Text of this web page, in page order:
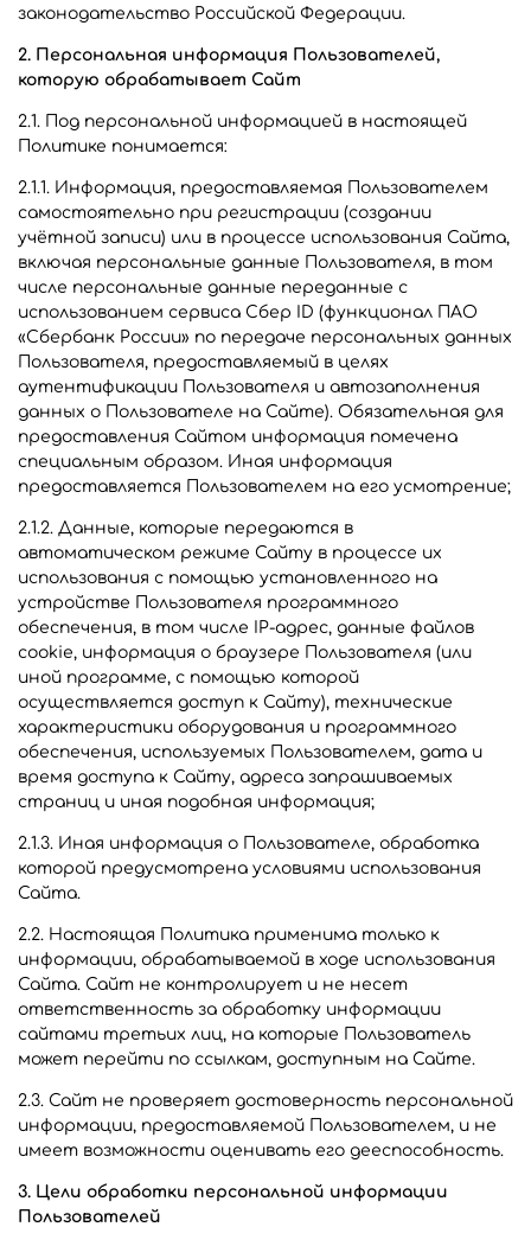
законодательство Российской Федерации.
2. Персональная информация Пользователей,
которую обрабатывает Сайт
2.1. Под персональной информацией в настоящей
Политике понимается:
2.1.1. Информация, предоставляемая Пользователем
самостоятельно при регистрации (создании
учётной записи) или в процессе использования Сайта,
включая персональные данные Пользователя, в том
числе персональные данные переданные с
использованием сервиса Сбер ID (функционал ПАО
«Сбербанк России» по передаче персональных данных
Пользователя, предоставляемый в целях
аутентификации Пользователя и автозаполнения
данных о Пользователе на Сайте). Обязательная для
предоставления Сайтом информация помечена
специальным образом. Иная информация
предоставляется Пользователем на его усмотрение;
2.1.2. Данные, которые передаются в
автоматическом режиме Сайту в процессе их
использования с помощью установленного на
устройстве Пользователя программного
обеспечения, в том числе IP-адрес, данные файлов
cookie, информация о браузере Пользователя (или
иной программе, с помощью которой
осуществляется доступ к Сайту), технические
характеристики оборудования и программного
обеспечения, используемых Пользователем, дата и
время доступа к Сайту, адреса запрашиваемых
страниц и иная подобная информация;
2.1.3. Иная информация о Пользователе, обработка
которой предусмотрена условиями использования
Сайта.
2.2. Настоящая Политика применима только к
информации, обрабатываемой в ходе использования
Сайта. Сайт не контролирует и не несет
ответственность за обработку информации
сайтами третьих лиц, на которые Пользователь
может перейти по ссылкам, доступным на Сайте.
2.3. Сайт не проверяет достоверность персональной
информации, предоставляемой Пользователем, и не
имеет возможности оценивать его дееспособность.
3. Цели обработки персональной информации
Пользователей